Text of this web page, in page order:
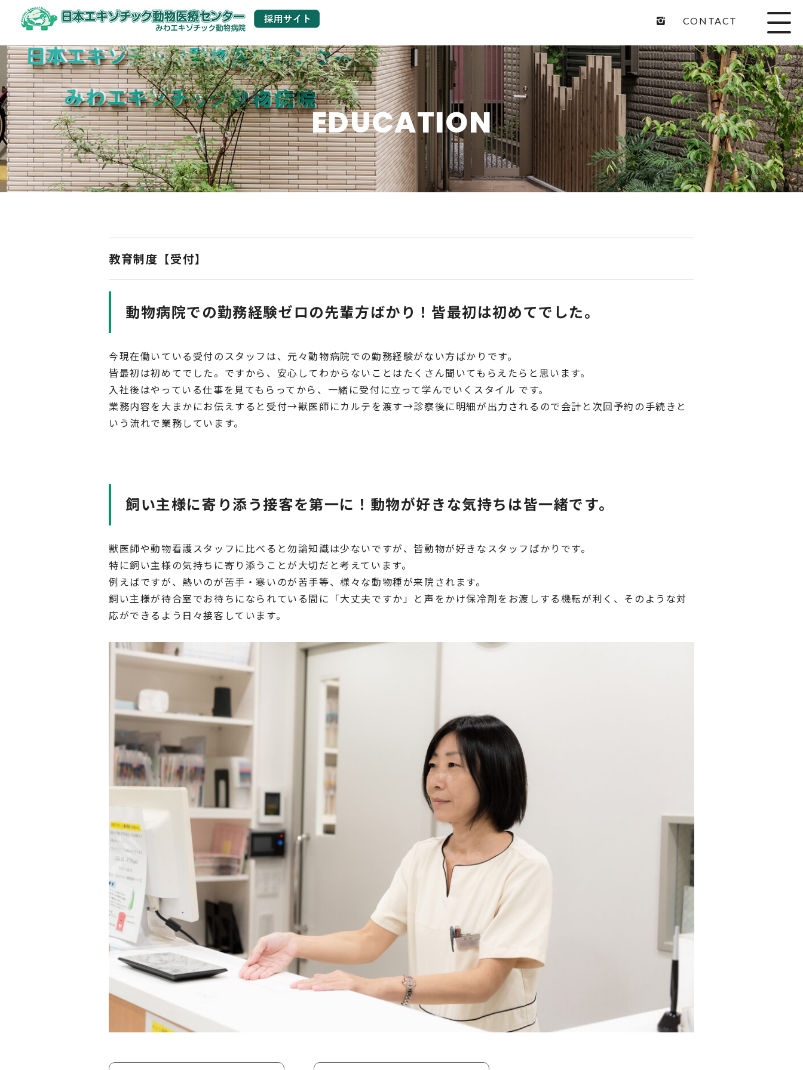
CONTACT
EDUCATION
教育制度【受付】
動物病院での勤務経験ゼロの先輩方ばかり！皆最初は初めてでした。
今現在働いている受付のスタッフは、元々動物病院での勤務経験がない方ばかりです。
皆最初は初めてでした。ですから、安心してわからないことはたくさん聞いてもらえたらと思います。
入社後はやっている仕事を見てもらってから、一緒に受付に立って学んでいくスタイル です。
業務内容を大まかにお伝えすると受付→獣医師にカルテを渡す→診察後に明細が出力されるので会計と次回予約の手続きと
いう流れで業務しています。
飼い主様に寄り添う接客を第一に！動物が好きな気持ちは皆一緒です。
獣医師や動物看護スタッフに比べると勿論知識は少ないですが、皆動物が好きなスタッフばかりです。
特に飼い主様の気持ちに寄り添うことが大切だと考えています。
例えばですが、熱いのが苦手・寒いのが苦手等、様々な動物種が来院されます。
飼い主様が待合室でお待ちになられている間に「大丈夫ですか」と声をかけ保冷剤をお渡しする機転が利く、そのような対
応ができるよう日々接客しています。